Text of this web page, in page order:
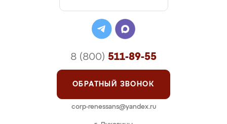
8 (800) 511-89-55
ОБРАТНЫЙ ЗВОНОК
corp-renessans@yandex.ru